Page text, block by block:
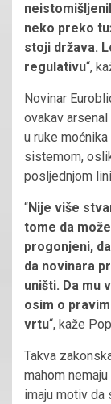
neko preko
stoji država.
regulativu“,
Novinar
ovakav
u ruke
sistemom,
posljednjom
“Nije više
tome da
progonjeni,
da novinara
uništi. Da mu
osim o
vrtu“, kaže
Takva
mahom
imaju motiv da